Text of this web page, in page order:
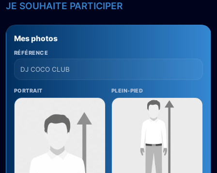
JE SOUHAITE PARTICIPER
Mes photos
RÉFÉRENCE
PORTRAIT PLEIN-PIED